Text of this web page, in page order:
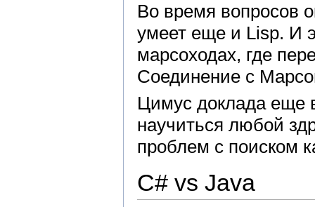
Во время вопросов
умеет еще и Lisp. И
марсоходах, где
Соединение с
Цимус доклада еще
научиться любой
проблем с поиском
С# vs Java